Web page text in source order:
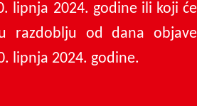
lipnja 2024. godine ili koji će
razdoblju od dana objave
lipnja 2024. godine.